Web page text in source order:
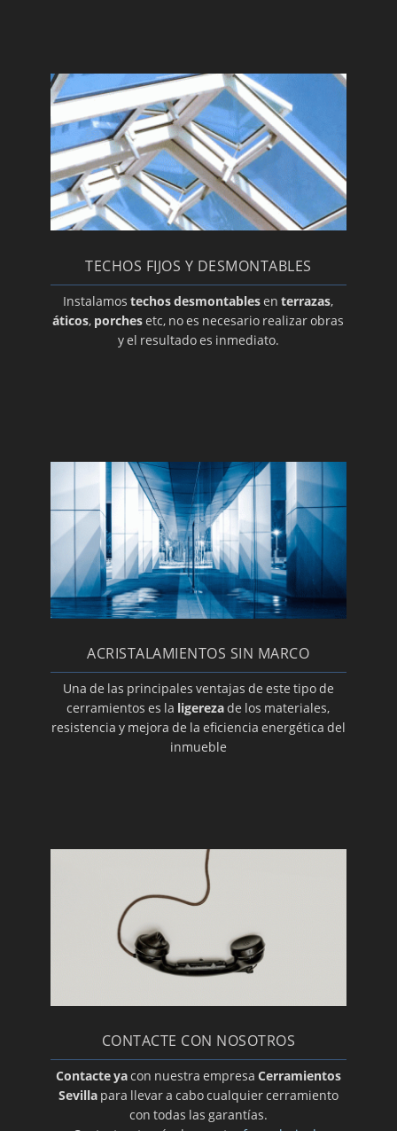
TECHOS FIJOS Y DESMONTABLES
Instalamostechos desmontablesenterrazas,
áticos, porchesetc, no es necesario realizar obras
y el resultado es inmediato.
ACRISTALAMIENTOS SIN MARCO
Una de las principales ventajas de este tipo de
cerramientos es la ligerezade los materiales,
resistencia y mejora de la eficiencia energética del
inmueble
CONTACTE CON NOSOTROS
Contacte yacon nuestra empresa Cerramientos
Sevillapara llevar a cabo cualquier cerramiento
con todas las garantías.